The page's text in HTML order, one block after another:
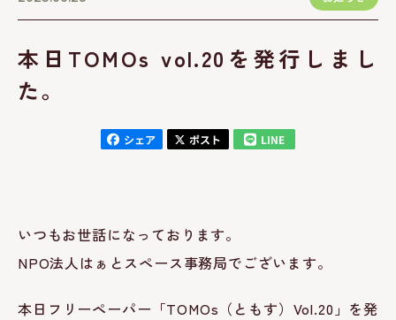
本日TOMOs vol.20を発行しまし
た。
いつもお世話になっております。
NPO法人はぁとスペース事務局でございます。
本日フリーペーパー「TOMOs（ともす）Vol.20」を発